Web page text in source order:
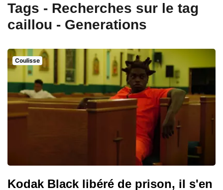
Tags - Recherches sur le tag
caillou - Generations
Coulisse
Kodak Black libéré de prison, il s'en